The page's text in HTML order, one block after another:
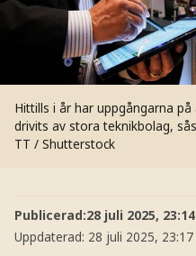
Hittills i år har uppgångarna
drivits av stora teknikbolag,
TT / Shutterstock
Publicerad:28 juli 2025, 23:14
Uppdaterad: 28 juli 2025, 23:17